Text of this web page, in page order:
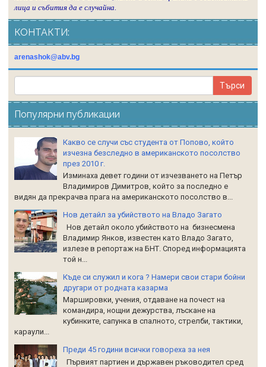
лица и събития да е случайна.
КОНТАКТИ:
arenashok@abv.bg
Популярни публикации
Какво се случи със студента от Попово, който
изчезна безследно в американското посолство
през 2010 г.
Изминаха девет години от изчезването на Петър
Владимиров Димитров, който за последно е
видян да прекрачва прага на американското посолство в...
Нов детайл за убийството на Владо Загато
Нов детайл около убийството на бизнесмена
Владимир Янков, известен като Владо Загато,
излезе в репортаж на БНТ. Според информацията
той н...
Къде си служил и кога ? Намери свои стари бойни
другари от родната казарма
Маршировки, учения, отдаване на почест на
командира, нощни дежурства, лъскане на
кубинките, сапунка в спалното, стрелби, тактики,
караули...
Преди 45 години всички говореха за нея
Първият партиен и държавен ръководител сред